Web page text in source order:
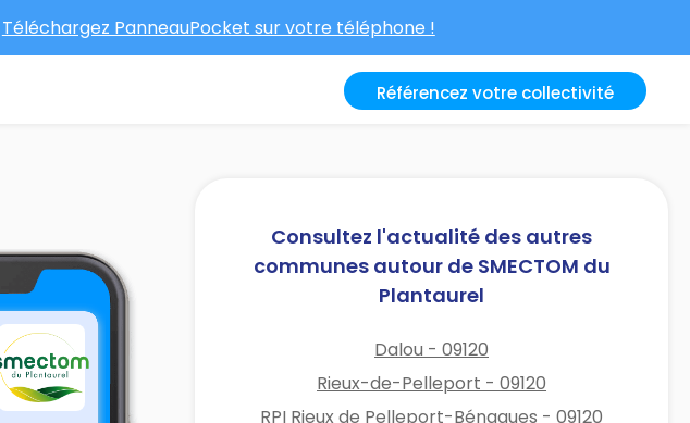
Téléchargez PanneauPocket sur votre téléphone !
Référencez votre collectivité
Consultez l'actualité des autres
communes autour de SMECTOM du
Plantaurel
Dalou - 09120
Rieux-de-Pelleport - 09120
RPI Rieux de Pelleport-Bénagues - 09120